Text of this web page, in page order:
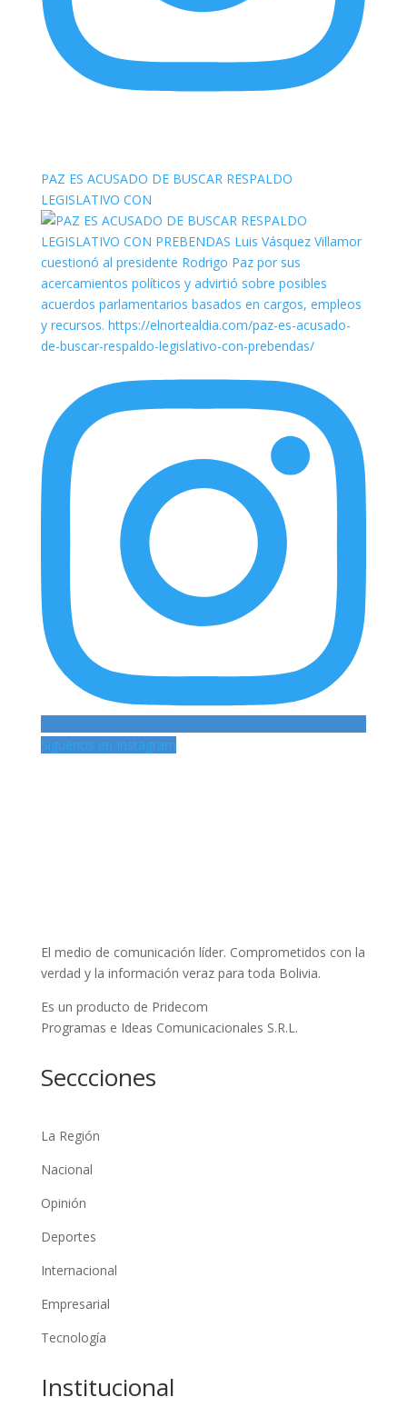
PAZ ES ACUSADO DE BUSCAR RESPALDO
LEGISLATIVO CON
Siguenos en Instagram
El medio de comunicación líder. Comprometidos con la
verdad y la información veraz para toda Bolivia.
Es un producto de Pridecom
Programas e Ideas Comunicacionales S.R.L.
Seccciones
La Región
Nacional
Opinión
Deportes
Internacional
Empresarial
Tecnología
Institucional